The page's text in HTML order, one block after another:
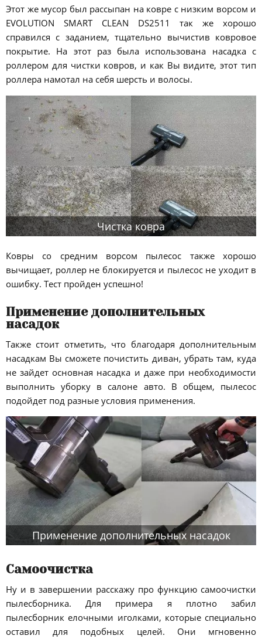
Этот же мусор был рассыпан на ковре с низким ворсом и
EVOLUTION SMART CLEAN DS2511 так же хорошо
справился с заданием, тщательно вычистив ковровое
покрытие. На этот раз была использована насадка с
роллером для чистки ковров, и как Вы видите, этот тип
роллера намотал на себя шерсть и волосы.
Чистка ковра
Ковры со средним ворсом пылесос также хорошо
вычищает, роллер не блокируется и пылесос не уходит в
ошибку. Тест пройден успешно!
Применение дополнительных
насадок
Также стоит отметить, что благодаря дополнительным
насадкам Вы сможете почистить диван, убрать там, куда
не зайдет основная насадка и даже при необходимости
выполнить уборку в салоне авто. В общем, пылесос
подойдет под разные условия применения.
Применение дополнительных насадок
Самоочистка
Ну и в завершении расскажу про функцию самоочистки
пылесборника. Для примера я плотно забил
пылесборник елочными иголками, которые специально
оставил для подобных целей. Они мгновенно